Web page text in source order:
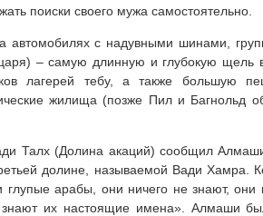
поиски своего мужа самостоятельно.
автомобилях с надувными шинами,
– самую длинную и глубокую щель
лагерей тебу, а также большую
жилища (позже Пил и Багнольд
Талх (Долина акаций) сообщил
долине, называемой Вади Хамра.
арабы, они ничего не знают, они
их настоящие имена». Алмаши